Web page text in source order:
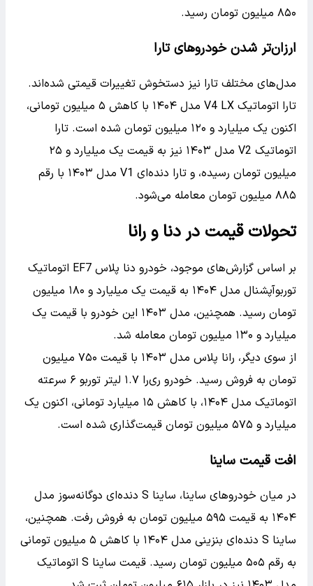
۸۵۰ میلیون تومان رسید.
ارزان‌تر شدن خودروهای تارا
مدل‌های مختلف تارا نیز دستخوش تغییرات قیمتی شده‌اند.
تارا اتوماتیک V4 LX مدل ۱۴۰۴ با کاهش ۵ میلیون تومانی،
اکنون یک میلیارد و ۱۲۰ میلیون تومان شده است. تارا
اتوماتیک V2 مدل ۱۴۰۳ نیز به قیمت یک میلیارد و ۲۵
میلیون تومان رسیده، و تارا دنده‌ای V1 مدل ۱۴۰۳ با رقم
۸۸۵ میلیون تومان معامله می‌شود.
تحولات قیمت در دنا و رانا
بر اساس گزارش‌های موجود، خودرو دنا پلاس EF7 اتوماتیک
توربوآپشنال مدل ۱۴۰۴ به قیمت یک میلیارد و ۱۸۰ میلیون
تومان رسید. همچنین، مدل ۱۴۰۳ این خودرو با قیمت یک
میلیارد و ۱۳۰ میلیون تومان معامله شد.
از سوی دیگر، رانا پلاس مدل ۱۴۰۳ با قیمت ۷۵۰ میلیون
تومان به فروش رسید. خودرو ری‌را ۱.۷ لیتر توربو ۶ سرعته
اتوماتیک مدل ۱۴۰۴، با کاهش ۱۵ میلیارد تومانی، اکنون یک
میلیارد و ۵۷۵ میلیون تومان قیمت‌گذاری شده است.
افت قیمت ساینا
در میان خودروهای ساینا، ساینا S دنده‌ای دوگانه‌سوز مدل
۱۴۰۴ به قیمت ۵۹۵ میلیون تومان به فروش رفت. همچنین،
ساینا S دنده‌ای بنزینی مدل ۱۴۰۴ با کاهش ۵ میلیون تومانی
به رقم ۵۰۵ میلیون تومان رسید. قیمت ساینا S اتوماتیک